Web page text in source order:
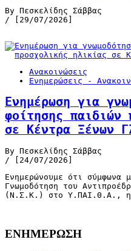
By Πεσκελίδης Σάββας
/ [29/07/2026]
Ανακοινώσεις
Ενημερώσεις -
Ενημέρωση για
φοίτησης παιδιών
σε Κέντρα Ξένων
By Πεσκελίδης Σάββας
/ [24/07/2026]
Ενημερώνουμε ότι
Γνωμοδότηση του
(Ν.Σ.Κ.) στο Υ.ΠΑΙ.Θ.Α., η
ΕΝΗΜΕΡΩΣΗ